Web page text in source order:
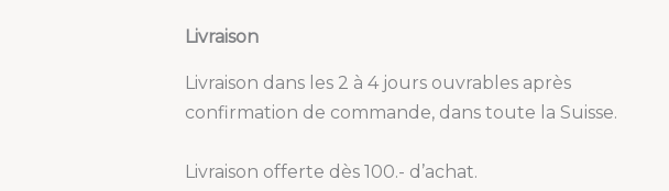
Livraison
Livraison dans les 2 à 4 jours ouvrables après
confirmation de commande, dans toute la Suisse.
Livraison offerte dès 100.- d’achat.